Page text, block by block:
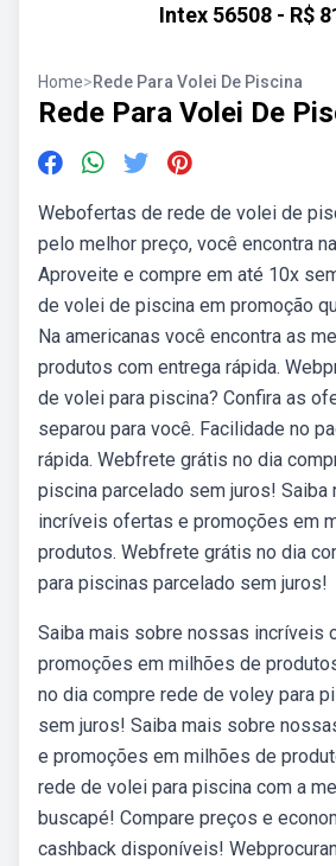
Intex 56508 - R$
Home>Rede Para Volei De Piscina
Rede Para Volei De
Webofertas de rede de volei de
pelo melhor preço, você encontra
Aproveite e compre em até 10x
de volei de piscina em promoção
Na americanas você encontra as
produtos com entrega rápida.
de volei para piscina? Confira as
separou para você. Facilidade no
rápida. Webfrete grátis no dia
piscina parcelado sem juros!
incríveis ofertas e promoções em
produtos. Webfrete grátis no dia
para piscinas parcelado sem juros!
Saiba mais sobre nossas incríveis
promoções em milhões de
no dia compre rede de voley para
sem juros! Saiba mais sobre
e promoções em milhões de
rede de volei para piscina com a
buscapé! Compare preços e
cashback disponíveis!